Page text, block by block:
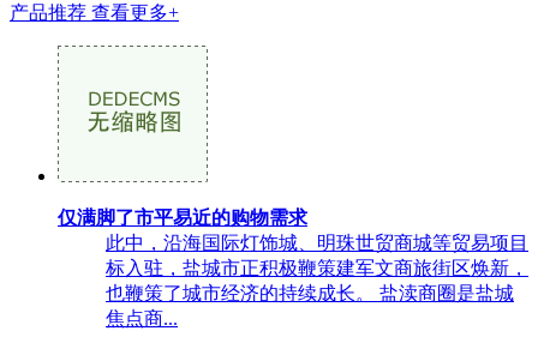
产品推荐 查看更多+
仅满脚了市平易近的购物需求
此中，沿海国际灯饰城、明珠世贸商城等贸易项目
标入驻，盐城市正积极鞭策建军文商旅街区焕新，
也鞭策了城市经济的持续成长。 盐渎商圈是盐城
焦点商...